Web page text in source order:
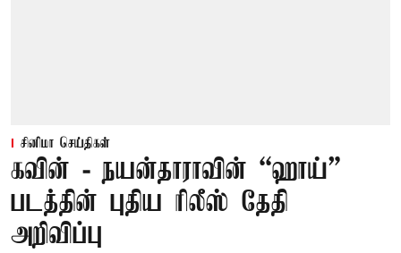
சினிமா செய்திகள்
கவின் - நயன்தாராவின் “ஹாய்”
படத்தின் புதிய ரிலீஸ் தேதி
அறிவிப்பு